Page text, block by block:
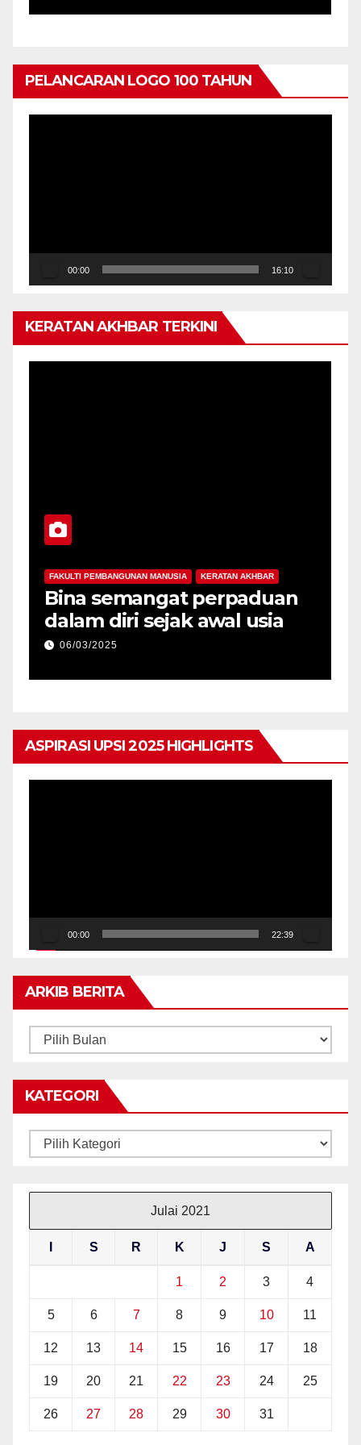
PELANCARAN LOGO 100 TAHUN
00:00 16:10
KERATAN AKHBAR TERKINI
FAKULTI PEMBANGUNAN MANUSIA KERATAN AKHBAR
Bina semangat perpaduan
dalam diri sejak awal usia
06/03/2025
ASPIRASI UPSI 2025 HIGHLIGHTS
00:00 22:39
ARKIB BERITA
ARKIB
KATEGORI
Kategori
Julai 2021
S R K J S A
1 2 3 4
5 6 7 8 9 10 11
12 13 14 15 16 17 18
19 20 21 22 23 24 25
26 27 28 29 30 31